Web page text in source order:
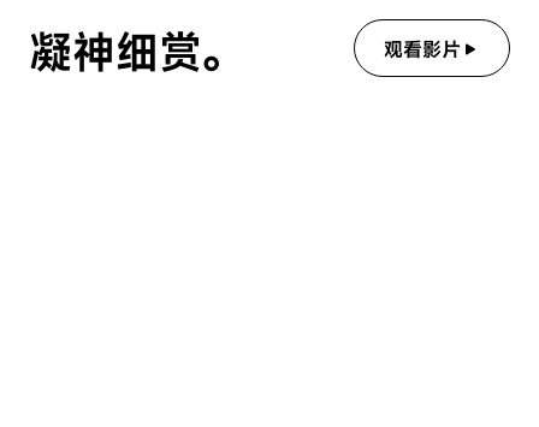
凝神细赏。 观看影片